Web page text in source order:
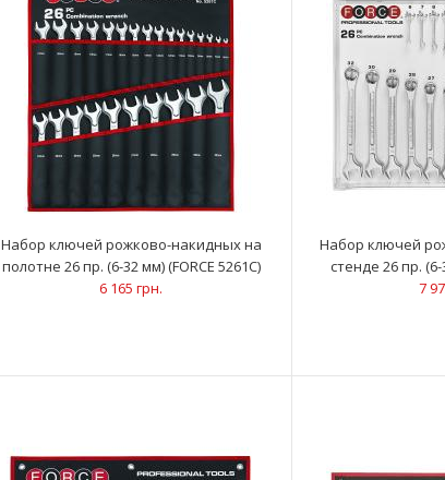
Ключи рожково-накидные (14 шт): 10; 11; 12; 13;
30; 32 ммП..
Набор ключей рожково-накидных на
полотне 26 пр. (6-32 мм) (FORCE 5261C)
6 165 грн.
Набор ключей
стенде 26 пр. (6-
7